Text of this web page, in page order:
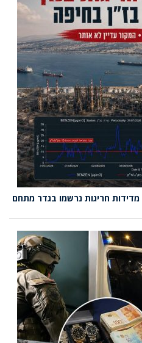
הבנזן שוב מעל הקו האדום: 130 מדידות חריגות נרשמו בגדר מתחם